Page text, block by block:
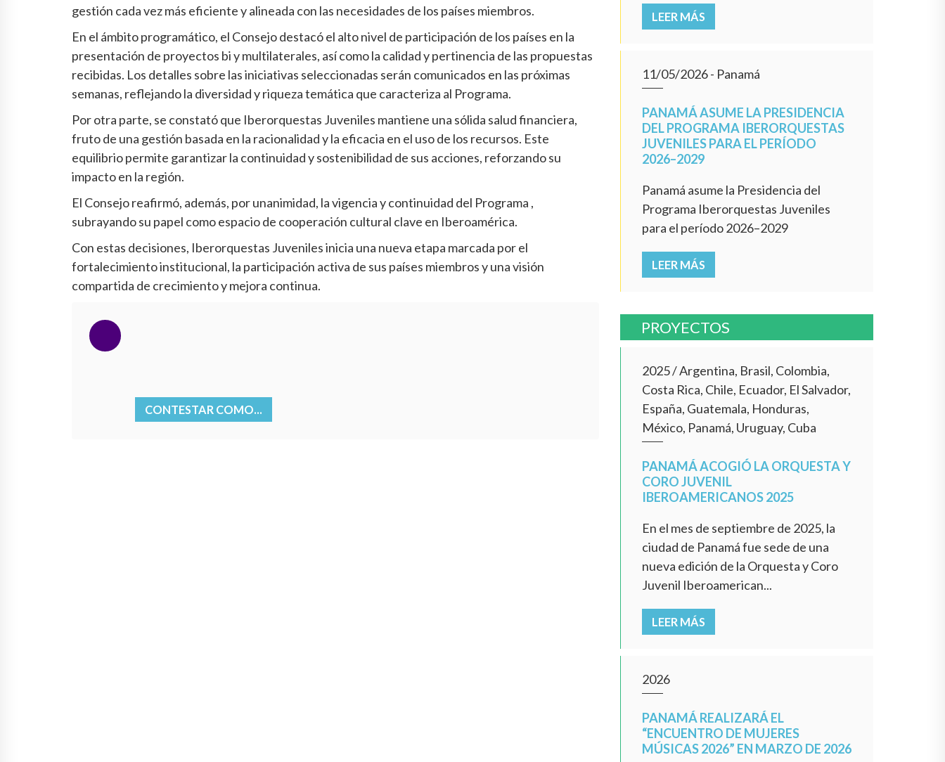
gestión cada vez más eficiente y alineada con las necesidades de los países miembros.
En el ámbito programático, el Consejo destacó el alto nivel de participación de los países en la
presentación de proyectos bi y multilaterales, así como la calidad y pertinencia de las propuestas
recibidas. Los detalles sobre las iniciativas seleccionadas serán comunicados en las próximas
semanas, reflejando la diversidad y riqueza temática que caracteriza al Programa.
Por otra parte, se constató que Iberorquestas Juveniles mantiene una sólida salud financiera,
fruto de una gestión basada en la racionalidad y la eficacia en el uso de los recursos. Este
equilibrio permite garantizar la continuidad y sostenibilidad de sus acciones, reforzando su
impacto en la región.
El Consejo reafirmó, además, por unanimidad, la vigencia y continuidad del Programa ,
subrayando su papel como espacio de cooperación cultural clave en Iberoamérica.
Con estas decisiones, Iberorquestas Juveniles inicia una nueva etapa marcada por el
fortalecimiento institucional, la participación activa de sus países miembros y una visión
compartida de crecimiento y mejora continua.
CONTESTAR COMO...
LEER MÁS
11/05/2026- Panamá
PANAMÁ ASUME LA PRESIDENCIA
DEL PROGRAMA IBERORQUESTAS
JUVENILES PARA EL PERÍODO
2026–2029
Panamá asume la Presidencia del
Programa Iberorquestas Juveniles
para el período 2026–2029
LEER MÁS
PROYECTOS
2025/Argentina, Brasil, Colombia,
Costa Rica, Chile, Ecuador, El Salvador,
España, Guatemala, Honduras,
México, Panamá, Uruguay, Cuba
PANAMÁ ACOGIÓ LA ORQUESTA Y
CORO JUVENIL
IBEROAMERICANOS 2025
En el mes de septiembre de 2025, la
ciudad de Panamá fue sede de una
nueva edición de la Orquesta y Coro
Juvenil Iberoamerican...
LEER MÁS
2026
PANAMÁ REALIZARÁ EL
“ENCUENTRO DE MUJERES
MÚSICAS 2026” EN MARZO DE 2026